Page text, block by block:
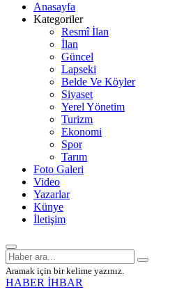
Anasayfa
Kategoriler
Resmî İlan
İlan
Güncel
Lapseki
Belde Ve Köyler
Siyaset
Yerel Yönetim
Turizm
Ekonomi
Spor
Tarım
Foto Galeri
Video
Yazarlar
Künye
İletişim
Aramak için bir kelime yazınız.
HABER İHBAR